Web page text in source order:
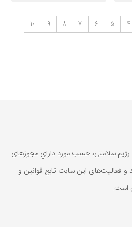
4
5
6
7
8
9
10
سلامتی، حسب مورد داراي مجوزهای
و فعاليت‌های اين سايت تابع قوانين و
است.